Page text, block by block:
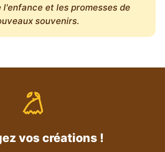
l'enfance et les promesses de
souvenirs.
vos créations !